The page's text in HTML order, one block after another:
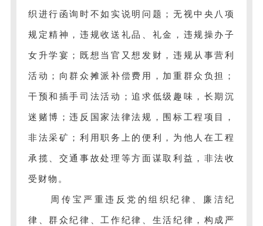
织进行函询时不如实说明问题；无视中央八项
规定精神，违规收送礼品、礼金，违规操办子
女升学宴；既想当官又想发财，违规从事营利
活动；向群众摊派补偿费用，加重群众负担；
干预和插手司法活动；追求低级趣味，长期沉
迷赌博；违反国家法律法规，围标工程项目，
非法采矿；利用职务上的便利，为他人在工程
承揽、交通事故处理等方面谋取利益，非法收
受财物。
周传宝严重违反党的组织纪律、廉洁纪
律、群众纪律、工作纪律、生活纪律，构成严